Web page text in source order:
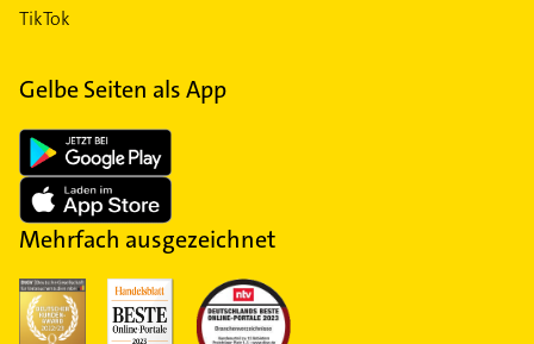
TikTok
Gelbe Seiten als App
Mehrfach ausgezeichnet